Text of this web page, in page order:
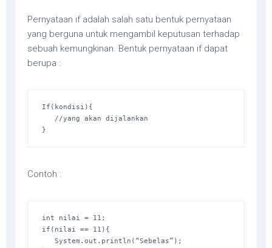
Pernyataan if adalah salah satu bentuk pernyataan
yang berguna untuk mengambil keputusan terhadap
sebuah kemungkinan. Bentuk pernyataan if dapat
berupa :
If(kondisi){
}
Contoh :
int nilai = 11;
if(nilai == 11){